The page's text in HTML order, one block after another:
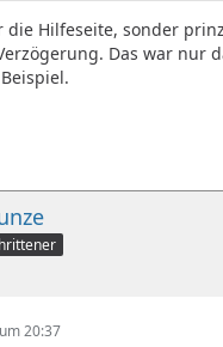
die Hilfeseite, sonder
Das war nur
20:37